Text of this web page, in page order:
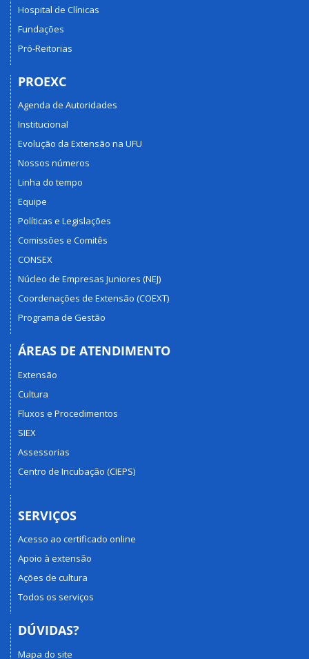
da
Federal
de
Hospital de Clínicas
Fundações
Pró-Reitorias
PROEXC
Agenda de Autoridades
Institucional
Evolução da Extensão na UFU
Nossos números
Linha do tempo
Equipe
Políticas e Legislações
Comissões e Comitês
CONSEX
Núcleo de Empresas Juniores (NEJ)
Coordenações de Extensão (COEXT)
Programa de Gestão
ÁREAS DE ATENDIMENTO
Extensão
Cultura
Fluxos e Procedimentos
SIEX
Assessorias
Centro de Incubação (CIEPS)
SERVIÇOS
Acesso ao certificado online
Apoio à extensão
Ações de cultura
Todos os serviços
DÚVIDAS?
Mapa do site